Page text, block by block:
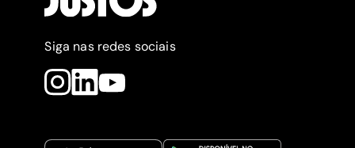
Siga nas redes sociais